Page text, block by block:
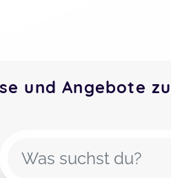
und Angebote